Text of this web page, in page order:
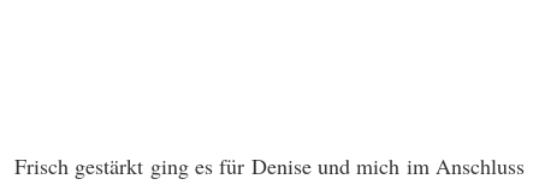
Frisch gestärkt ging es für Denise und mich im Anschluss